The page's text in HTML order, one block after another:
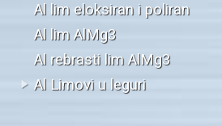
Al lim eloksiran i poliran
Al lim AlMg3
Al rebrasti lim AlMg3
Al Limovi u leguri